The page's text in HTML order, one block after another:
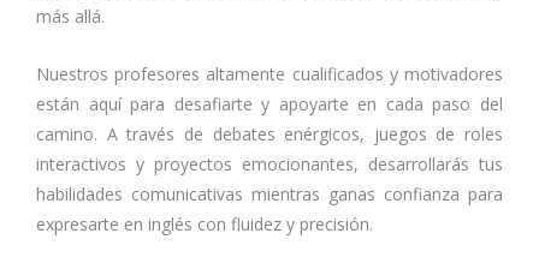
más allá.
Nuestros profesores altamente cualificados y motivadores
están aquí para desafiarte y apoyarte en cada paso del
camino. A través de debates enérgicos, juegos de roles
interactivos y proyectos emocionantes, desarrollarás tus
habilidades comunicativas mientras ganas confianza para
expresarte en inglés con fluidez y precisión.